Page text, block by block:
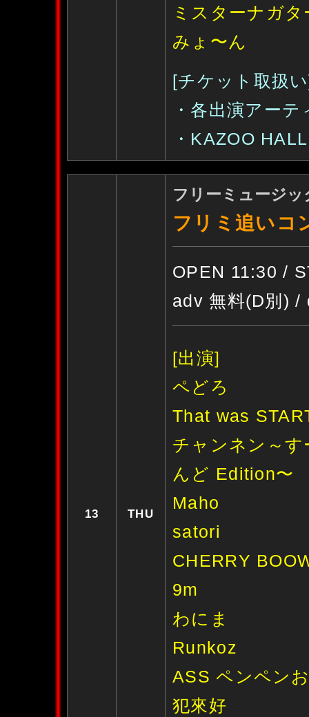
ミスターナガ
みょ〜ん
[チケット取扱
・各出演アーテ
・KAZOO
13 THU
フリーミュージ
フリミ追いコ
OPEN 11:30 /
adv 無料(D別) /
[出演]
ペどろ
That was
チャンネン～
んど Edition〜
Maho
satori
CHERRY
9m
わにま
Runkoz
ASS ペンペン
犯來好